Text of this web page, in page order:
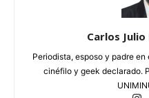
Carlos Julio
Periodista, esposo y padre
cinéfilo y geek declarado.